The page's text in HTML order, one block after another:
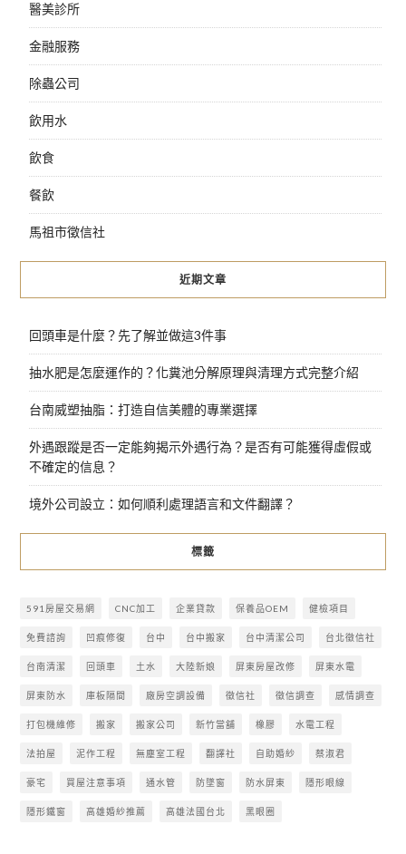
醫美診所
金融服務
除蟲公司
飲用水
飲食
餐飲
馬祖市徵信社
近期文章
回頭車是什麼？先了解並做這3件事
抽水肥是怎麼運作的？化糞池分解原理與清理方式完整介紹
台南威塑抽脂：打造自信美體的專業選擇
外遇跟蹤是否一定能夠揭示外遇行為？是否有可能獲得虛假或
不確定的信息？
境外公司設立：如何順利處理語言和文件翻譯？
標籤
591房屋交易網 CNC加工 企業貸款 保養品OEM 健檢項目
免費諮詢 凹痕修復 台中 台中搬家 台中清潔公司 台北徵信社
台南清潔 回頭車 土水 大陸新娘 屏東房屋改修 屏東水電
屏東防水 庫板隔間 廠房空調設備 徵信社 徵信調查 感情調查
打包機維修 搬家 搬家公司 新竹當舖 橡膠 水電工程
法拍屋 泥作工程 無塵室工程 翻譯社 自助婚紗 蔡淑君
豪宅 買屋注意事項 通水管 防墜窗 防水屏東 隱形眼線
隱形鐵窗 高雄婚紗推薦 高雄法國台北 黑眼圈